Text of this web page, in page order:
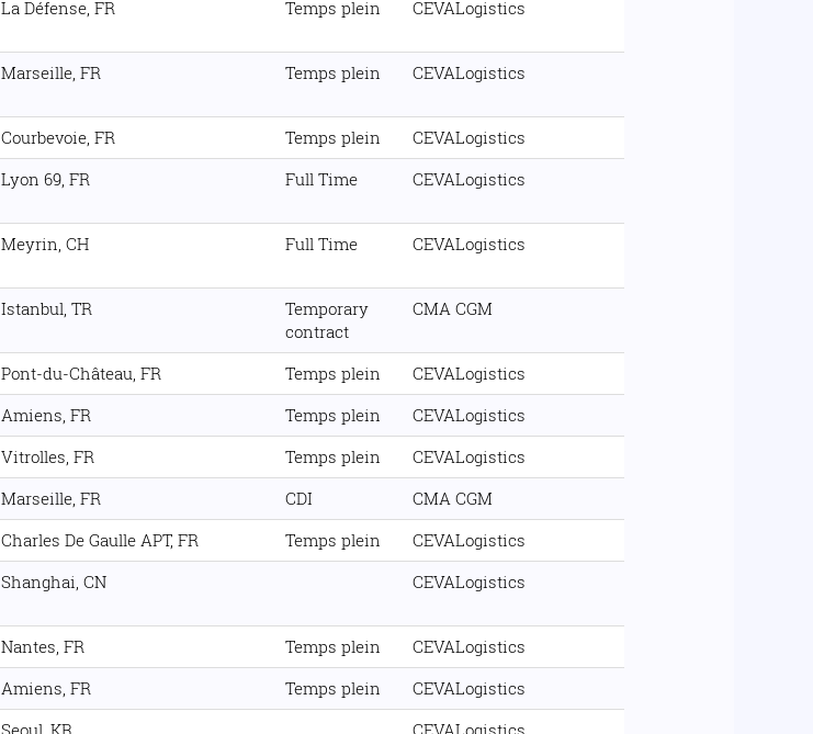
La Défense, FR Temps plein CEVALogistics
Marseille, FR Temps plein CEVALogistics
Courbevoie, FR Temps plein
CEVALogistics
Lyon 69, FR Full Time CEVALogistics
Meyrin, CH Full Time CEVALogistics
Istanbul, TR
Temporary
contract
CMA CGM
Pont-du-Château, FR Temps plein
CEVALogistics
Amiens, FR Temps plein
CEVALogistics
Vitrolles, FR Temps plein
CEVALogistics
Marseille, FR CDI
CMA CGM
Charles De Gaulle APT, FR Temps plein
CEVALogistics
Shanghai, CN CEVALogistics
Nantes, FR Temps plein
CEVALogistics
Amiens, FR Temps plein
CEVALogistics
Seoul, KR
CEVALogistics